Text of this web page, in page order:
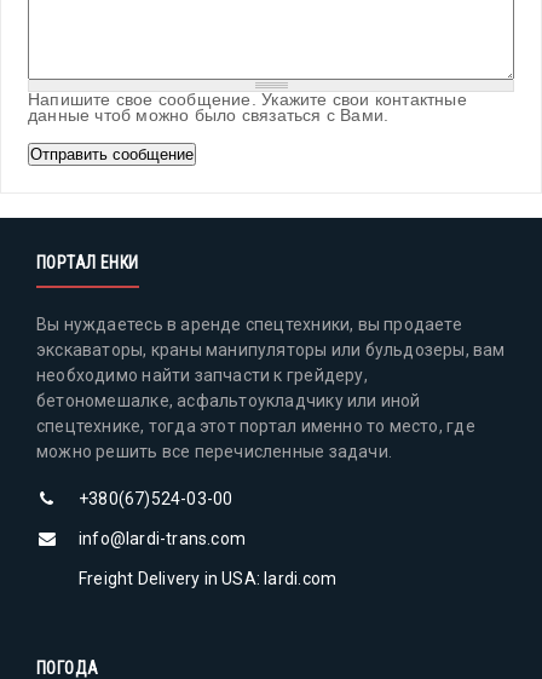
Напишите свое сообщение. Укажите свои контактные
данные чтоб можно было связаться с Вами.
ПОРТАЛ ЕНКИ
Вы нуждаетесь в аренде спецтехники, вы продаете
экскаваторы, краны манипуляторы или бульдозеры, вам
необходимо найти запчасти к грейдеру,
бетономешалке, асфальтоукладчику или иной
спецтехнике, тогда этот портал именно то место, где
можно решить все перечисленные задачи.
+380(67)524-03-00
info@lardi-trans.com
Freight Delivery in USA: lardi.com
ПОГОДА